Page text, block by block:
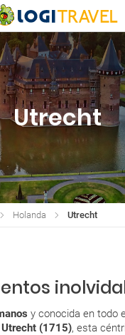
Utrecht
Utrecht
Holanda
y conocida en todo
(1715), esta